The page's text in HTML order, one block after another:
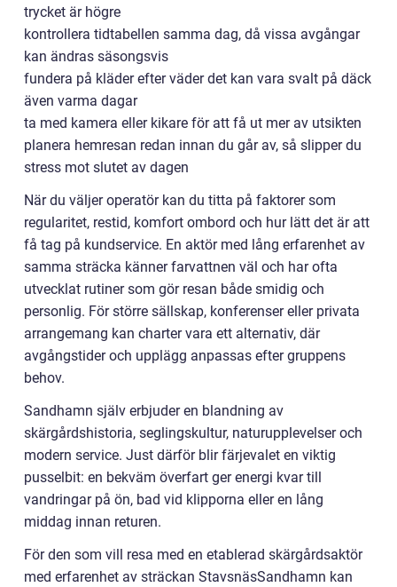
trycket är högre
kontrollera tidtabellen samma dag, då vissa avgångar
kan ändras säsongsvis
fundera på kläder efter väder det kan vara svalt på däck
även varma dagar
ta med kamera eller kikare för att få ut mer av utsikten
planera hemresan redan innan du går av, så slipper du
stress mot slutet av dagen
När du väljer operatör kan du titta på faktorer som
regularitet, restid, komfort ombord och hur lätt det är att
få tag på kundservice. En aktör med lång erfarenhet av
samma sträcka känner farvattnen väl och har ofta
utvecklat rutiner som gör resan både smidig och
personlig. För större sällskap, konferenser eller privata
arrangemang kan charter vara ett alternativ, där
avgångstider och upplägg anpassas efter gruppens
behov.
Sandhamn själv erbjuder en blandning av
skärgårdshistoria, seglingskultur, naturupplevelser och
modern service. Just därför blir färjevalet en viktig
pusselbit: en bekväm överfart ger energi kvar till
vandringar på ön, bad vid klipporna eller en lång
middag innan returen.
För den som vill resa med en etablerad skärgårdsaktör
med erfarenhet av sträckan StavsnäsSandhamn kan